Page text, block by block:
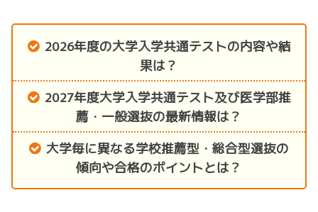
2026年度の大学入学共通テストの内容や結
果は？
2027年度大学入学共通テスト及び医学部推
薦・一般選抜の最新情報は？
大学毎に異なる学校推薦型・総合型選抜の
傾向や合格のポイントとは？